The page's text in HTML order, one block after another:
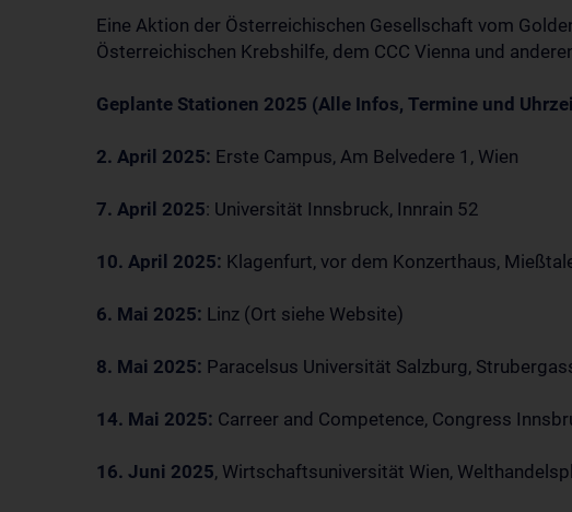
Eine Aktion der Österreichischen Gesellschaft vom
Österreichischen Krebshilfe, dem CCC Vienna und
Geplante Stationen 2025 (Alle Infos, Termine und
2. April 2025: Erste Campus, Am Belvedere 1, Wien
7. April 2025: Universität Innsbruck, Innrain 52
10. April 2025: Klagenfurt, vor dem Konzerthaus,
6. Mai 2025: Linz (Ort siehe Website)
8. Mai 2025: Paracelsus Universität Salzburg,
14. Mai 2025: Carreer and Competence, Congress
16. Juni 2025, Wirtschaftsuniversität Wien,